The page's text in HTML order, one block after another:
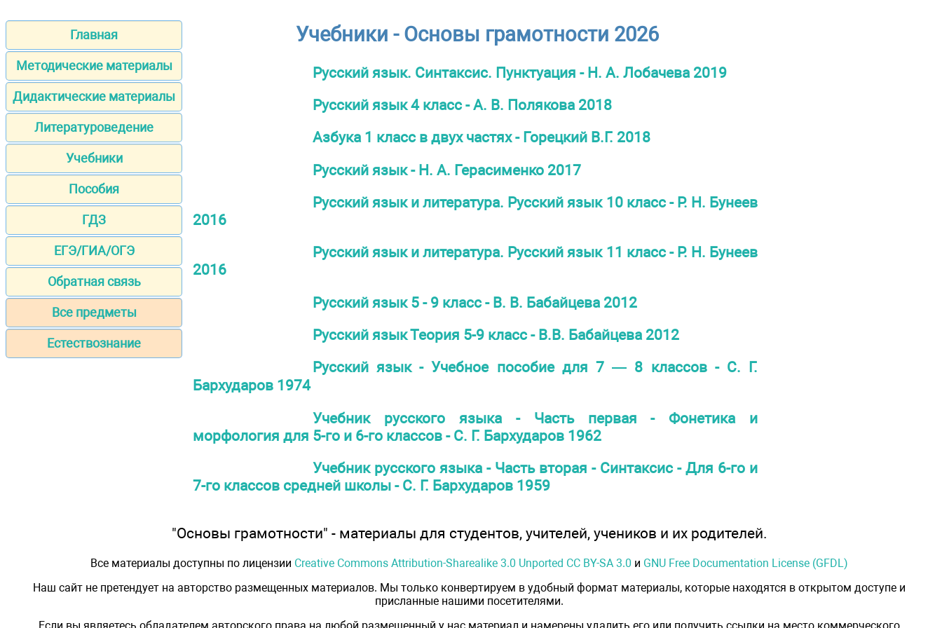
Главная
Методические материалы
Дидактические материалы
Литературоведение
Учебники
Пособия
ГДЗ
ЕГЭ/ГИА/ОГЭ
Обратная связь
Все предметы
Естествознание
Учебники - Основы грамотности 2026
Русский язык. Синтаксис. Пунктуация - Н. А. Лобачева 2019
Русский язык 4 класс - А. В. Полякова 2018
Азбука 1 класс в двух частях - Горецкий В.Г. 2018
Русский язык - Н. А. Герасименко 2017
Русский язык и литература. Русский язык 10 класс - Р. Н. Бунеев
2016
Русский язык и литература. Русский язык 11 класс - Р. Н. Бунеев
2016
Русский язык 5 - 9 класс - В. В. Бабайцева 2012
Русский язык Теория 5-9 класс - В.В. Бабайцева 2012
Русский язык - Учебное пособие для 7 — 8 классов - С. Г.
Бархударов 1974
Учебник русского языка - Часть первая - Фонетика и
морфология для 5-го и 6-го классов - С. Г. Бархударов 1962
Учебник русского языка - Часть вторая - Синтаксис - Для 6-го и
7-го классов средней школы - С. Г. Бархударов 1959
"Основы грамотности" - материалы для студентов, учителей, учеников и их родителей.
Все материалы доступны по лицензии Creative Commons Attribution-Sharealike 3.0 Unported CC BY-SA 3.0 и GNU Free Documentation License (GFDL)
Наш сайт не претендует на авторство размещенных материалов. Мы только конвертируем в удобный формат материалы, которые находятся в открытом доступе и
присланные нашими посетителями.